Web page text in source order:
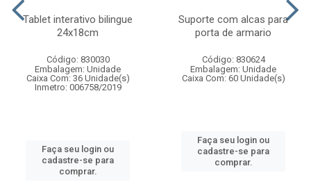
Tablet interativo bilingue
24x18cm
Código: 830030
Embalagem: Unidade
Caixa Com: 36 Unidade(s)
Inmetro: 006758/2019
Faça seu login ou
cadastre-se para
comprar.
Suporte com alcas para
porta de armario
Código: 830624
Embalagem: Unidade
Caixa Com: 60 Unidade(s)
Faça seu login ou
cadastre-se para
comprar.